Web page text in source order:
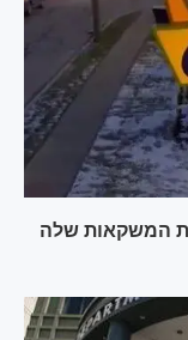
המשקאות שלה